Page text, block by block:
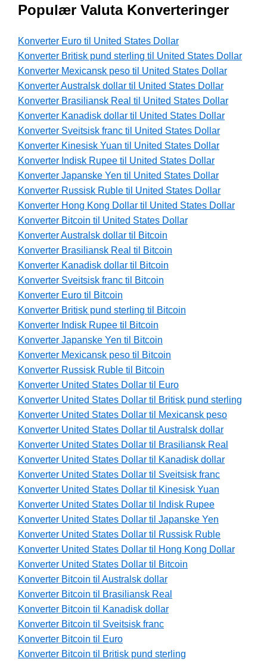
Populær Valuta Konverteringer
Konverter Euro til United States Dollar
Konverter Britisk pund sterling til United States Dollar
Konverter Mexicansk peso til United States Dollar
Konverter Australsk dollar til United States Dollar
Konverter Brasiliansk Real til United States Dollar
Konverter Kanadisk dollar til United States Dollar
Konverter Sveitsisk franc til United States Dollar
Konverter Kinesisk Yuan til United States Dollar
Konverter Indisk Rupee til United States Dollar
Konverter Japanske Yen til United States Dollar
Konverter Russisk Ruble til United States Dollar
Konverter Hong Kong Dollar til United States Dollar
Konverter Bitcoin til United States Dollar
Konverter Australsk dollar til Bitcoin
Konverter Brasiliansk Real til Bitcoin
Konverter Kanadisk dollar til Bitcoin
Konverter Sveitsisk franc til Bitcoin
Konverter Euro til Bitcoin
Konverter Britisk pund sterling til Bitcoin
Konverter Indisk Rupee til Bitcoin
Konverter Japanske Yen til Bitcoin
Konverter Mexicansk peso til Bitcoin
Konverter Russisk Ruble til Bitcoin
Konverter United States Dollar til Euro
Konverter United States Dollar til Britisk pund sterling
Konverter United States Dollar til Mexicansk peso
Konverter United States Dollar til Australsk dollar
Konverter United States Dollar til Brasiliansk Real
Konverter United States Dollar til Kanadisk dollar
Konverter United States Dollar til Sveitsisk franc
Konverter United States Dollar til Kinesisk Yuan
Konverter United States Dollar til Indisk Rupee
Konverter United States Dollar til Japanske Yen
Konverter United States Dollar til Russisk Ruble
Konverter United States Dollar til Hong Kong Dollar
Konverter United States Dollar til Bitcoin
Konverter Bitcoin til Australsk dollar
Konverter Bitcoin til Brasiliansk Real
Konverter Bitcoin til Kanadisk dollar
Konverter Bitcoin til Sveitsisk franc
Konverter Bitcoin til Euro
Konverter Bitcoin til Britisk pund sterling